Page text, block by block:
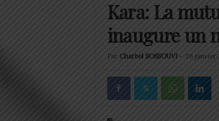
Kara: La
inaugure un
Par Charbel SOSSOUVI- 26 janvier